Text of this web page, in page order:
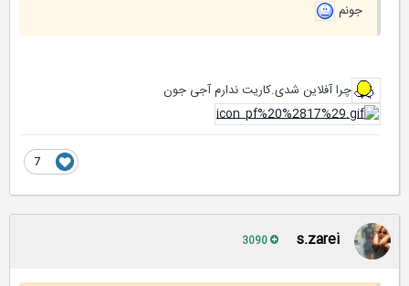
جونم
چرا آفلاین شدی.کاریت ندارم آجی جون
s.zarei